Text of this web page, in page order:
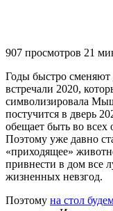
907 просмотров 21
Годы быстро сменяют
встречали 2020,
символизировала
постучится в дверь
обещает быть во
Поэтому уже давно
«приходящее»
привнести в дом все
жизненных невзгод.
Поэтому на стол